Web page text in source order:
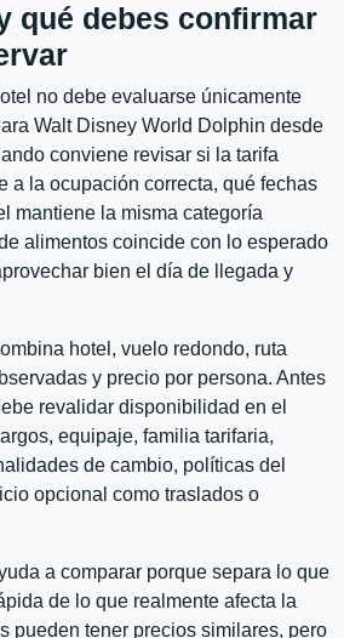
qué debes confirmar
no debe evaluarse únicamente
Walt Disney World Dolphin desde
conviene revisar si la tarifa
a la ocupación correcta, qué fechas
mantiene la misma categoría
alimentos coincide con lo esperado
bien el día de llegada y
hotel, vuelo redondo, ruta
y precio por persona. Antes
revalidar disponibilidad en el
equipaje, familia tarifaria,
de cambio, políticas del
opcional como traslados o
a comparar porque separa lo que
de lo que realmente afecta la
pueden tener precios similares, pero